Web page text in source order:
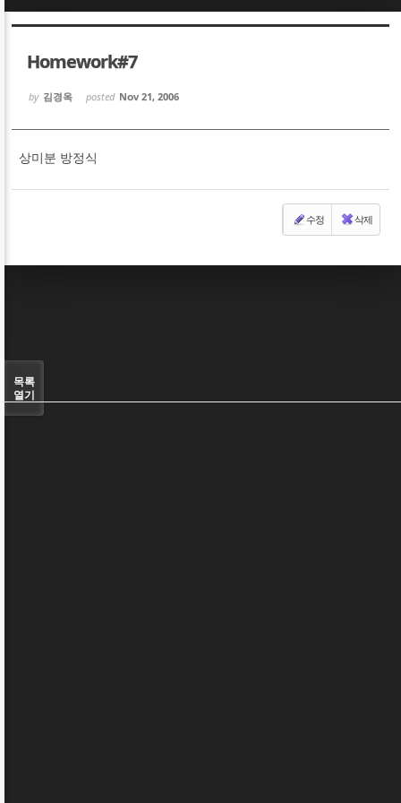
Homework#7
by 김경옥 posted Nov 21, 2006
상미분 방정식
수정 삭제
목록
열기
Sketchbook5, 스케치북5
Sketchbook5, 스케치북5
Sketchbook5, 스케치북5
Sketchbook5, 스케치북5